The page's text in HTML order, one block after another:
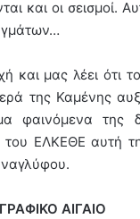
και οι σεισμοί.
και μας λέει ότι
της Καμένης
φαινόμενα της
του ΕΛΚΕΘΕ αυτή
ΑΙΓΑΙΟ